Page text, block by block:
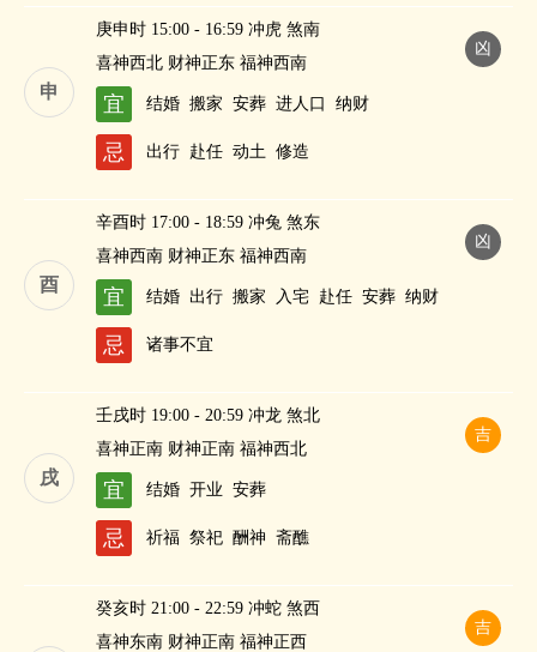
申
凶
庚申时 15:00 - 16:59 冲虎 煞南
喜神西北 财神正东 福神西南
宜 结婚 搬家 安葬 进人口 纳财
忌 出行 赴任 动土 修造
酉
凶
辛酉时 17:00 - 18:59 冲兔 煞东
喜神西南 财神正东 福神西南
宜 结婚 出行 搬家 入宅 赴任 安葬 纳财
忌 诸事不宜
戌
吉
壬戌时 19:00 - 20:59 冲龙 煞北
喜神正南 财神正南 福神西北
宜 结婚 开业 安葬
忌 祈福 祭祀 酬神 斋醮
吉
癸亥时 21:00 - 22:59 冲蛇 煞西
喜神东南 财神正南 福神正西